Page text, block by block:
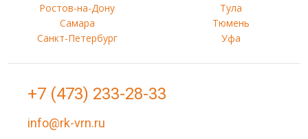
Ростов-на-Дону
Самара
Санкт-Петербург
Тула
Тюмень
Уфа
+7 (473) 233-28-33
info@rk-vrn.ru